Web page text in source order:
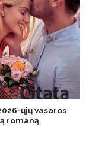
ųjų vasaros
romaną